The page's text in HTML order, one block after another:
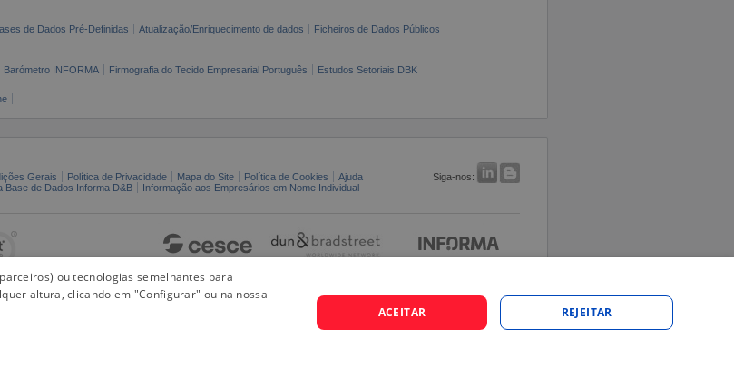
de Dados Pré-Definidas Atualização/Enriquecimento de dados
Ficheiros de Dados Públicos
Barómetro INFORMA Firmografia do Tecido Empresarial Português Estudos Setoriais DBK
Gerais Política de Privacidade Mapa do Site Política de Cookies Ajuda
Siga-nos:
Base de Dados Informa D&B
Informação aos Empresários em Nome Individual
ou tecnologias semelhantes para
altura, clicando em "Configurar" ou na nossa
ACEITAR REJEITAR